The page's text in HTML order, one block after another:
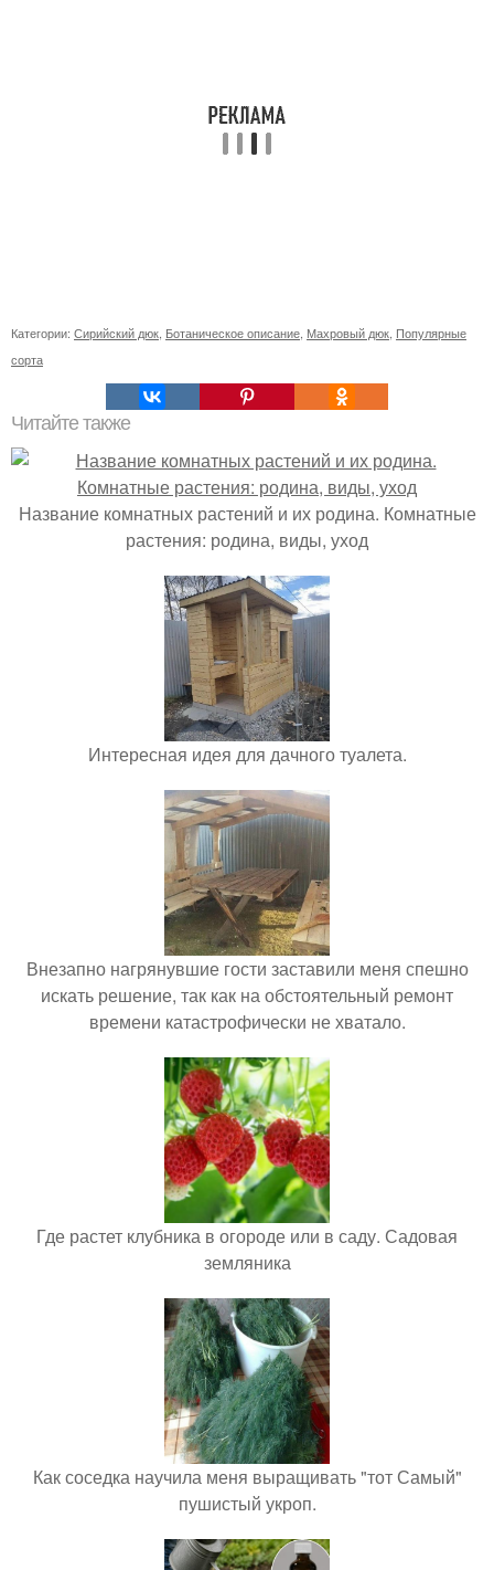
Категории: Сирийский дюк Ботаническое описание Махровый дюк Популярные
сорта
Читайте также
Название комнатных растений и их родина. Комнатные
растения: родина, виды, уход
Интересная идея для дачного туалета.
Внезапно нагрянувшие гости заставили меня спешно
искать решение, так как на обстоятельный ремонт
времени катастрофически не хватало.
Где растет клубника в огороде или в саду. Садовая
земляника
Как соседка научила меня выращивать "тот Самый"
пушистый укроп.